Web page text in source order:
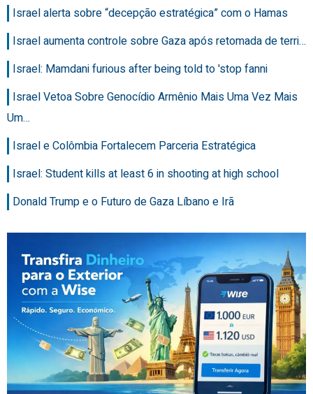
Israel alerta sobre “decepção estratégica” com o Hamas
Israel aumenta controle sobre Gaza após retomada de terri…
Israel: Mamdani furious after being told to 'stop fanni
Israel Vetoa Sobre Genocídio Armênio Mais Uma Vez Mais
Um…
Israel e Colômbia Fortalecem Parceria Estratégica
Israel: Student kills at least 6 in shooting at high school
Donald Trump e o Futuro de Gaza Líbano e Irã